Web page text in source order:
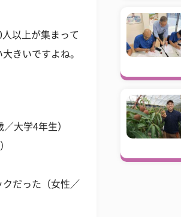
以上が集まって
きいですよね。
大学4年生）
だった（女性／